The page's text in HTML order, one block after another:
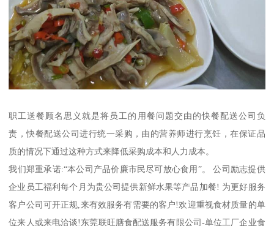
职工送餐顾名思义就是将员工的用餐问题交由的快餐配送公司负
责，快餐配送公司进行统一采购，由的营养师进行烹饪，在保证品
质的情况下通过这种方式来降低采购成本和人力成本。
我们郑重承诺:“本公司产品价廉市民尽可放心食用”。 公司励志提供
企业员工福利每个月为贵公司提供新鲜水果等产品加餐! 为更好服务
客户公司可开正规,来有效服务有需要的客户!欢迎重视食材质量的单
位来人或来电洽谈!东莞联旺膳食配送服务有限公司-单位工厂企业食